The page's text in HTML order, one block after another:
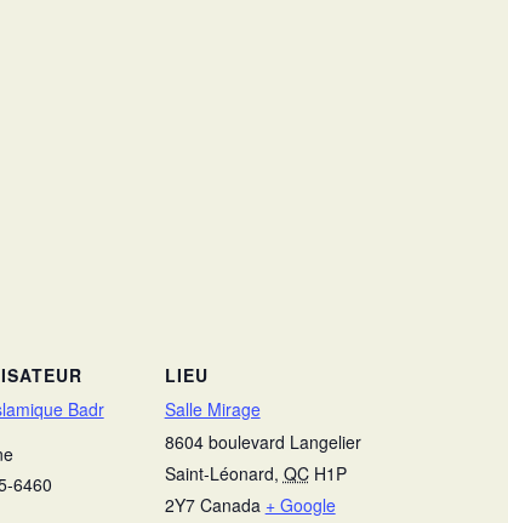
Badr
6460
LIEU
Salle Mirage
8604 boulevard Langelier
Saint-Léonard, QC H1P
2Y7 Canada + Google